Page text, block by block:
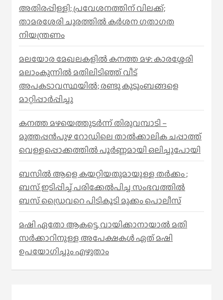
അതിരപ്പിള്ളി; പ്രവേശനത്തിന് വിലക്ക്;
താമരശേരി ചുരത്തില്‍ കര്‍ശന ഗതാഗത
നിയന്ത്രണം
മലയോര മേഖലകളിൽ കനത്ത മഴ: കാരശ്ശേരി
മലാംകുന്നിൽ മതിലിടിഞ്ഞ് വീട്
അപകടാവസ്ഥയിൽ; രണ്ടു കുടുംബങ്ങളെ
മാറ്റിപ്പാർപ്പിച്ചു
കനത്ത മഴയെത്തുടർന്ന് തിരുവമ്പാടി –
മുത്തപ്പൻപുഴ റോഡിലെ താൽക്കാലിക ചപ്പാത്ത്
വെള്ളപ്പൊക്കത്തിൽ പൂർണ്ണമായി ഒലിച്ചുപോയി
ബസിൽ ആളെ കയറ്റിയതുമായുള്ള തർക്കം ;
ബസ് ഇടിപ്പിച്ച് പരിക്കേൽപിച്ച സംഭവത്തിൽ
ബസ് ഡ്രൈവറെ പിടികൂടി മുക്കം പൊലീസ്
മഷി ഏതോ ആകട്ടെ, വായിക്കാനായാൽ മതി​
സർക്കാറിനുള്ള അപേക്ഷകൾ ഏത് മഷി
ഉപയോഗിച്ചും എഴുതാം